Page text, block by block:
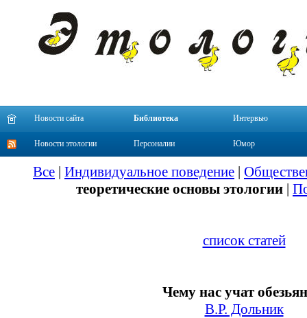
Новости сайта Библиотека Интервью
Новости этологии Персоналии Юмор
Все | Индивидуальное поведение |
теоретические основы этологии |
список статей
Чему нас учат
В.Р. Дольник